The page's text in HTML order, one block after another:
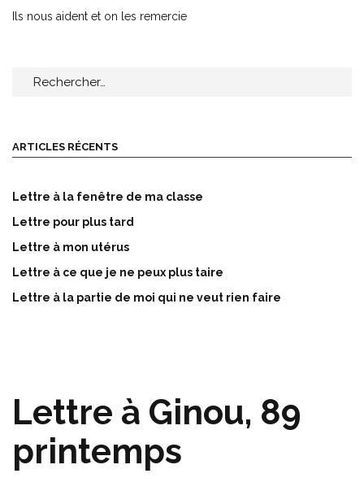
Lettre à Ginou, 89
printemps
Ils nous aident et on les remercie
Rechercher :
ARTICLES RÉCENTS
Lettre à la fenêtre de ma classe
Lettre pour plus tard
Lettre à mon utérus
Lettre à ce que je ne peux plus taire
Lettre à la partie de moi qui ne veut rien faire